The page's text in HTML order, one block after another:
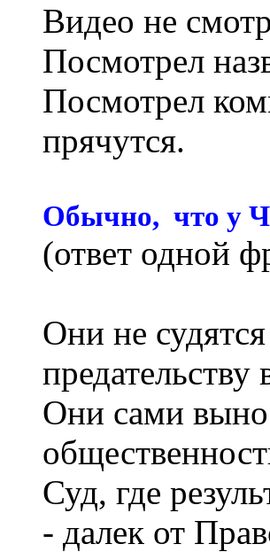
Видео не
Посмотрел
Посмотрел
прячутся.
Обычно, что у
(ответ одной
Они не
Они сами
Суд, где
- далек от